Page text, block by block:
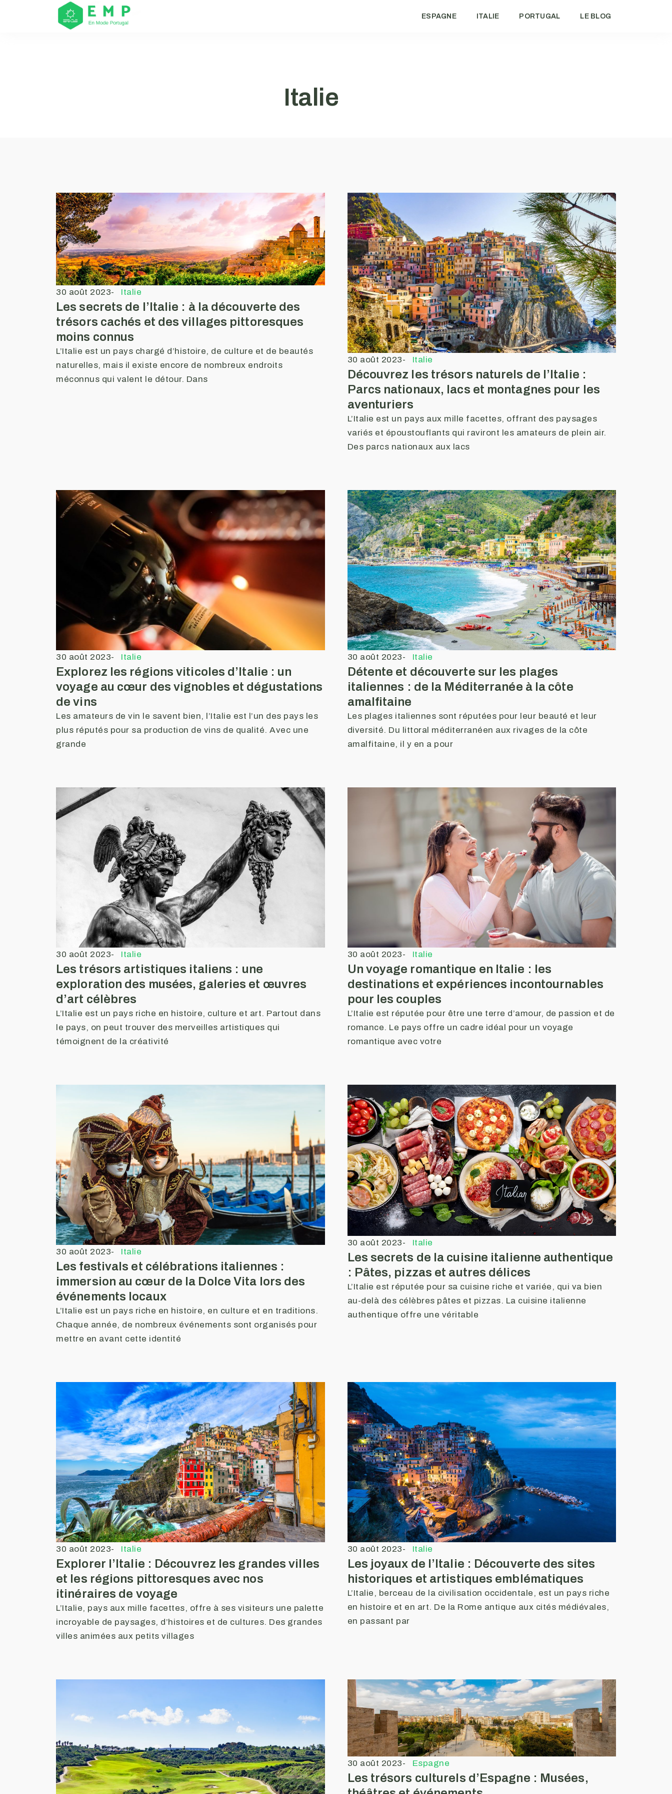
ESPAGNE ITALIE PORTUGAL LE BLOG
Italie
30 août 2023- Italie
Les secrets de l’Italie : à la découverte des
trésors cachés et des villages pittoresques
moins connus
L’Italie est un pays chargé d’histoire, de culture et de beautés
naturelles, mais il existe encore de nombreux endroits
méconnus qui valent le détour. Dans
30 août 2023- Italie
Découvrez les trésors naturels de l’Italie :
Parcs nationaux, lacs et montagnes pour les
aventuriers
L’Italie est un pays aux mille facettes, offrant des paysages
variés et époustouflants qui raviront les amateurs de plein air.
Des parcs nationaux aux lacs
30 août 2023- Italie
Explorez les régions viticoles d’Italie : un
voyage au cœur des vignobles et dégustations
de vins
Les amateurs de vin le savent bien, l’Italie est l’un des pays les
plus réputés pour sa production de vins de qualité. Avec une
grande
30 août 2023- Italie
Détente et découverte sur les plages
italiennes : de la Méditerranée à la côte
amalfitaine
Les plages italiennes sont réputées pour leur beauté et leur
diversité. Du littoral méditerranéen aux rivages de la côte
amalfitaine, il y en a pour
30 août 2023- Italie
Les trésors artistiques italiens : une
exploration des musées, galeries et œuvres
d’art célèbres
L’Italie est un pays riche en histoire, culture et art. Partout dans
le pays, on peut trouver des merveilles artistiques qui
témoignent de la créativité
30 août 2023- Italie
Un voyage romantique en Italie : les
destinations et expériences incontournables
pour les couples
L’Italie est réputée pour être une terre d’amour, de passion et de
romance. Le pays offre un cadre idéal pour un voyage
romantique avec votre
30 août 2023- Italie
Les festivals et célébrations italiennes :
immersion au cœur de la Dolce Vita lors des
événements locaux
L’Italie est un pays riche en histoire, en culture et en traditions.
Chaque année, de nombreux événements sont organisés pour
mettre en avant cette identité
30 août 2023- Italie
Les secrets de la cuisine italienne authentique
: Pâtes, pizzas et autres délices
L’Italie est réputée pour sa cuisine riche et variée, qui va bien
au-delà des célèbres pâtes et pizzas. La cuisine italienne
authentique offre une véritable
30 août 2023- Italie
Explorer l’Italie : Découvrez les grandes villes
et les régions pittoresques avec nos
itinéraires de voyage
L’Italie, pays aux mille facettes, offre à ses visiteurs une palette
incroyable de paysages, d’histoires et de cultures. Des grandes
villes animées aux petits villages
30 août 2023- Italie
Les joyaux de l’Italie : Découverte des sites
historiques et artistiques emblématiques
L’Italie, berceau de la civilisation occidentale, est un pays riche
en histoire et en art. De la Rome antique aux cités médiévales,
en passant par
30 août 2023- Espagne
Les trésors culturels d’Espagne : Musées,